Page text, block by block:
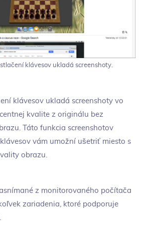
klávesov ukladá screenshoty.
klávesov ukladá screenshoty vo
kvalite z originálu bez
Táto funkcia screenshotov
vám umožní ušetriť miesto s
obrazu.
z monitorovaného počítača
zariadenia, ktoré podporuje